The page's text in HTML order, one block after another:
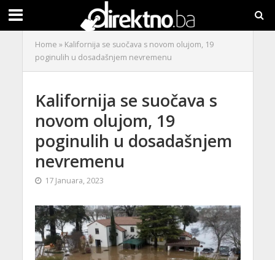
Home » Kalifornija se suočava s novom olujom, 19
poginulih u dosadašnjem nevremenu
Kalifornija se suočava s
novom olujom, 19
poginulih u dosadašnjem
nevremenu
17 Januara, 2023